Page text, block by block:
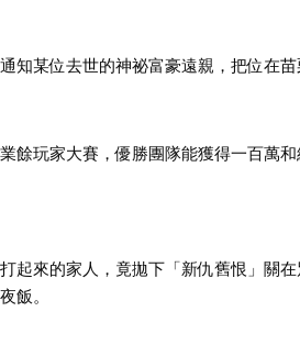
某位去世的神祕富豪遠親，把位在苗
玩家大賽，優勝團隊能獲得一百萬
來的家人，竟拋下「新仇舊恨」關
飯。